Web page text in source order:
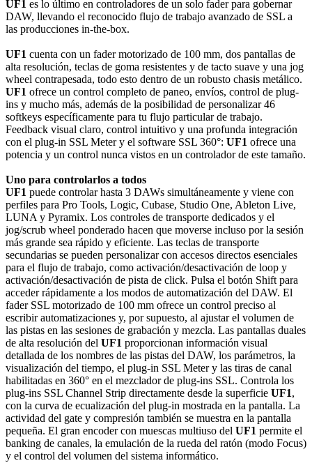
UF1 es lo último en controladores de un solo fader para gobernar
DAW, llevando el reconocido flujo de trabajo avanzado de SSL a
las producciones in-the-box.
UF1 cuenta con un fader motorizado de 100 mm, dos pantallas de
alta resolución, teclas de goma resistentes y de tacto suave y una jog
wheel contrapesada, todo esto dentro de un robusto chasis metálico.
UF1 ofrece un control completo de paneo, envíos, control de plug-
ins y mucho más, además de la posibilidad de personalizar 46
softkeys específicamente para tu flujo particular de trabajo.
Feedback visual claro, control intuitivo y una profunda integración
con el plug-in SSL Meter y el software SSL 360°: UF1 ofrece una
potencia y un control nunca vistos en un controlador de este tamaño.
Uno para controlarlos a todos
UF1 puede controlar hasta 3 DAWs simultáneamente y viene con
perfiles para Pro Tools, Logic, Cubase, Studio One, Ableton Live,
LUNA y Pyramix. Los controles de transporte dedicados y el
jog/scrub wheel ponderado hacen que moverse incluso por la sesión
más grande sea rápido y eficiente. Las teclas de transporte
secundarias se pueden personalizar con accesos directos esenciales
para el flujo de trabajo, como activación/desactivación de loop y
activación/desactivación de pista de click. Pulsa el botón Shift para
acceder rápidamente a los modos de automatización del DAW. El
fader SSL motorizado de 100 mm ofrece un control preciso al
escribir automatizaciones y, por supuesto, al ajustar el volumen de
las pistas en las sesiones de grabación y mezcla. Las pantallas duales
de alta resolución del UF1 proporcionan información visual
detallada de los nombres de las pistas del DAW, los parámetros, la
visualización del tiempo, el plug-in SSL Meter y las tiras de canal
habilitadas en 360° en el mezclador de plug-ins SSL. Controla los
plug-ins SSL Channel Strip directamente desde la superficie UF1,
con la curva de ecualización del plug-in mostrada en la pantalla. La
actividad del gate y compresión también se muestra en la pantalla
pequeña. El gran encoder con muescas multiuso del UF1 permite el
banking de canales, la emulación de la rueda del ratón (modo Focus)
y el control del volumen del sistema informático.